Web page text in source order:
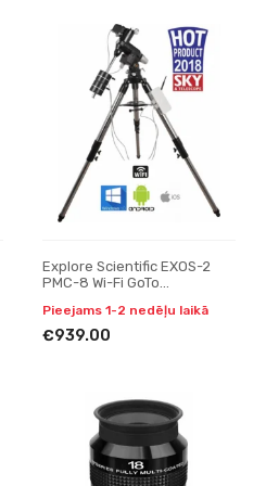
Explore Scientific EXOS-2
PMC-8 Wi-Fi GoTo
Pieejams 1-2 nedēļu laikā
€939.00